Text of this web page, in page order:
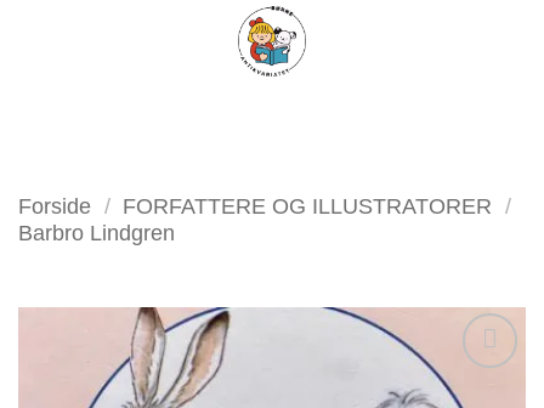
FILTER
Forside / FORFATTERE OG ILLUSTRATORER /
Barbro Lindgren